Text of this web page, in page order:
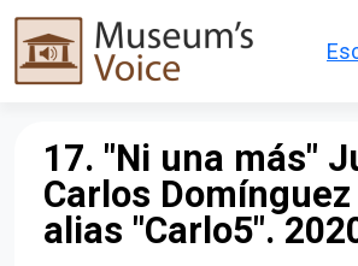
Pasar al contenido principal
17. "Ni una más"
Carlos Domínguez
alias "Carlo5".